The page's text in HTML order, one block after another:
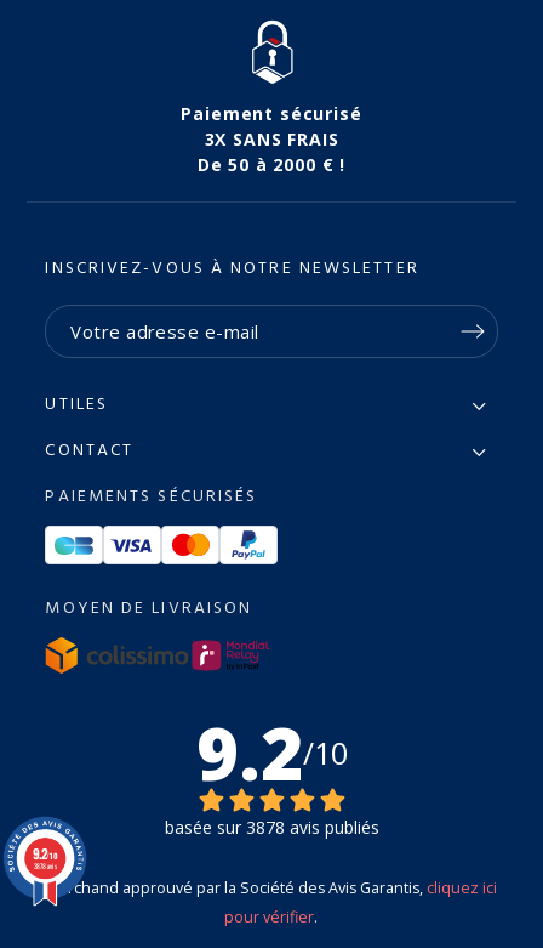
Paiement sécurisé
3X SANS FRAIS
De 50 à 2000 € !
INSCRIVEZ-VOUS À NOTRE NEWSLETTER
UTILES
CONTACT
PAIEMENTS SÉCURISÉS
MOYEN DE LIVRAISON
9.2/10
basée sur 3878 avis publiés
Marchand approuvé par la Société des Avis Garantis, cliquez ici
pour vérifier.
9.2/10
3878 avis